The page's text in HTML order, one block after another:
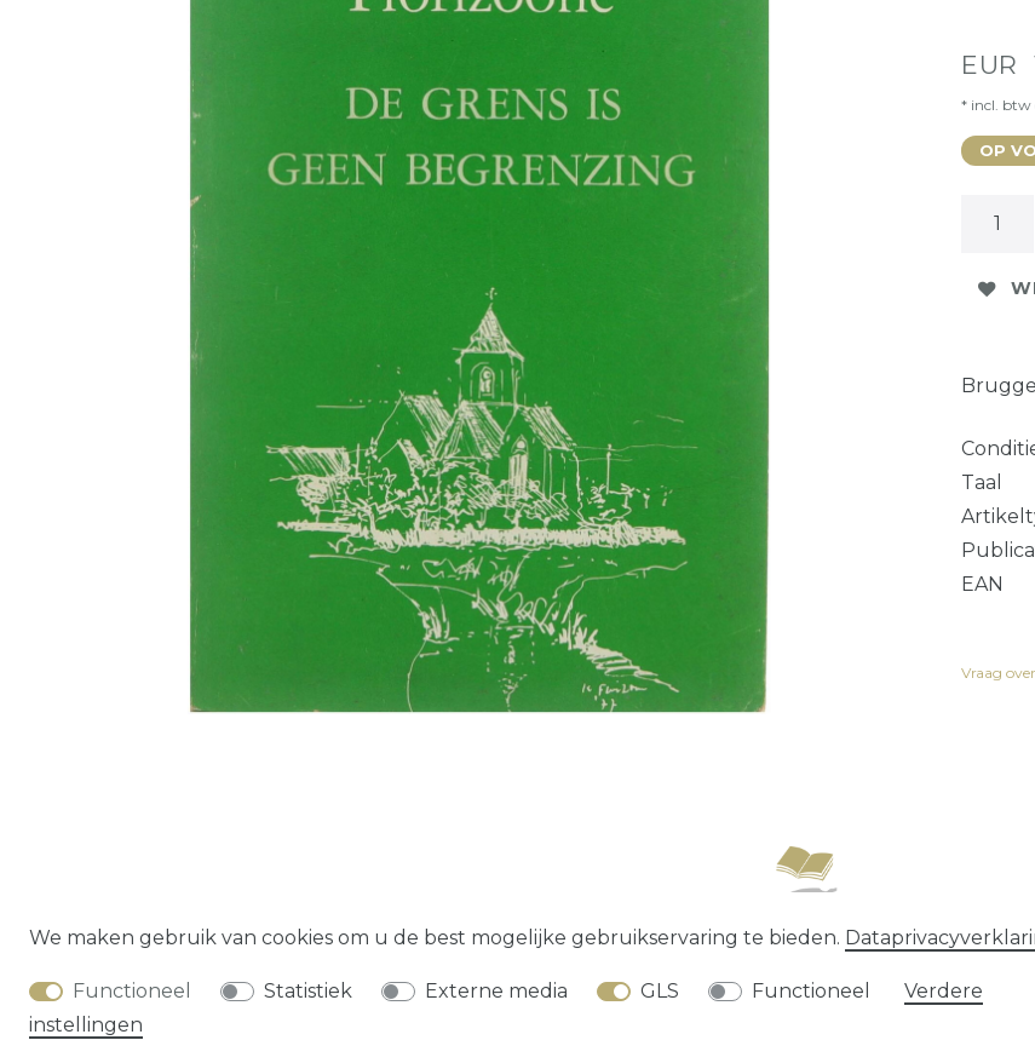
EUR
* incl. btw
OP
Taal
EAN
Vraag
Herroepings­recht Data­privacy­verklaring Algemene
We maken gebruik van cookies om u de best mogelijke gebruikservaring te bieden.
Functioneel Statistiek Externe media GLS Functioneel
Verdere
instellingen